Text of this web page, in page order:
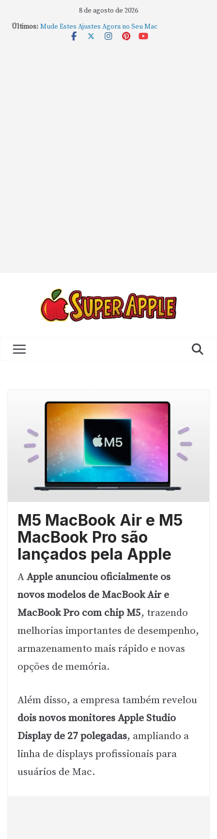
8 de agosto de 2026
Últimos: Mude Estes Ajustes Agora no Seu Mac
Como Usar os Cantos de Acesso Rápido no Mac
M5 MacBook Air e M5
MacBook Pro são
lançados pela Apple
AApple anunciou oficialmente os
novos modelos de MacBook Air e
MacBook Pro com chip M5, trazendo
melhorias importantes de desempenho,
armazenamento mais rápido e novas
opções de memória.
Além disso, a empresa também revelou
dois novos monitores Apple Studio
Display de 27 polegadas, ampliando a
linha de displays profissionais para
usuários de Mac.